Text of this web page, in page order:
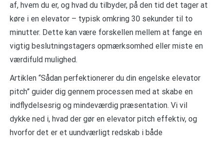
af, hvem du er, og hvad du tilbyder, på den tid det tager at
køre i en elevator – typisk omkring 30 sekunder til to
minutter. Dette kan være forskellen mellem at fange en
vigtig beslutningstagers opmærksomhed eller miste en
værdifuld mulighed.
Artiklen “Sådan perfektionerer du din engelske elevator
pitch” guider dig gennem processen med at skabe en
indflydelsesrig og mindeværdig præsentation. Vi vil
dykke ned i, hvad der gør en elevator pitch effektiv, og
hvorfor det er et uundværligt redskab i både